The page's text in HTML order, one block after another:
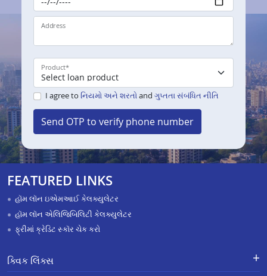
Address
Product*
I agree to નિયમો અને શરતોand ગુપ્તતા સંબંધિત નીતિ
Send OTP to verify phone number
FEATURED LINKS
હૉમ લૉન ઇએમઆઈ કેલક્યુલેટર
હૉમ લૉન એલિજિબિલિટી કેલક્યુલેટર
ફ્રીમાં ક્રેડિટ સ્કૉર ચેક કરો
ક્વિક લિંક્સ